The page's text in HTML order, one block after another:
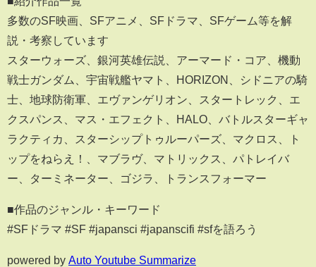
多数のSF映画、SFアニメ、SFドラマ、SFゲーム等を解
説・考察しています
スターウォーズ、銀河英雄伝説、アーマード・コア、機動
戦士ガンダム、宇宙戦艦ヤマト、HORIZON、シドニアの騎
士、地球防衛軍、エヴァンゲリオン、スタートレック、エ
クスパンス、マス・エフェクト、HALO、バトルスターギャ
ラクティカ、スターシップトゥルーパーズ、マクロス、ト
ップをねらえ！、マブラヴ、マトリックス、パトレイバ
ー、ターミネーター、ゴジラ、トランスフォーマー
■作品のジャンル・キーワード
#SFドラマ #SF #japansci #japanscifi #sfを語ろう
powered by Auto Youtube Summarize